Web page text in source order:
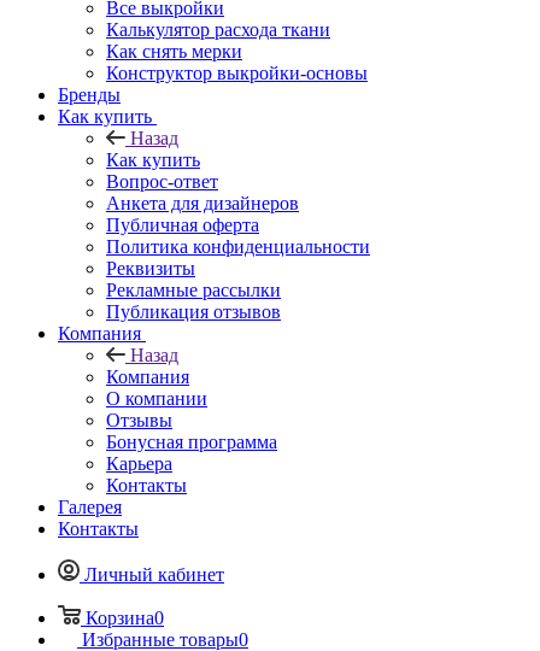
Все выкройки
Калькулятор расхода ткани
Как снять мерки
Конструктор выкройки-основы
Бренды
Как купить
Назад
Как купить
Вопрос-ответ
Анкета для дизайнеров
Публичная оферта
Политика конфиденциальности
Реквизиты
Рекламные рассылки
Публикация отзывов
Компания
Назад
Компания
О компании
Отзывы
Бонусная программа
Карьера
Контакты
Галерея
Контакты
Личный кабинет
Корзина0
Избранные товары0